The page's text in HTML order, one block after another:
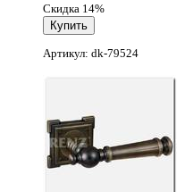
Скидка 14%
Артикул: dk-79524